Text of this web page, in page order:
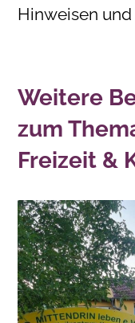
Hinweisen
Weitere
zum
Freizeit &